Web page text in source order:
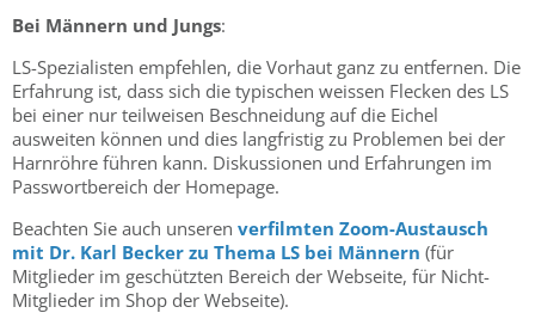
Bei Männern und Jungs:
LS-Spezialisten empfehlen, die Vorhaut ganz zu entfernen. Die
Erfahrung ist, dass sich die typischen weissen Flecken des LS
bei einer nur teilweisen Beschneidung auf die Eichel
ausweiten können und dies langfristig zu Problemen bei der
Harnröhre führen kann. Diskussionen und Erfahrungen im
Passwortbereich der Homepage.
Beachten Sie auch unseren verfilmten Zoom-Austausch
mit Dr. Karl Becker zu Thema LS bei Männern (für
Mitglieder im geschützten Bereich der Webseite, für Nicht-
Mitglieder im Shop der Webseite).